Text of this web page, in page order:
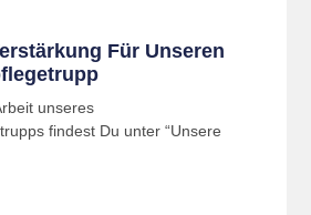
Für Unseren
unseres
findest Du unter “Unsere